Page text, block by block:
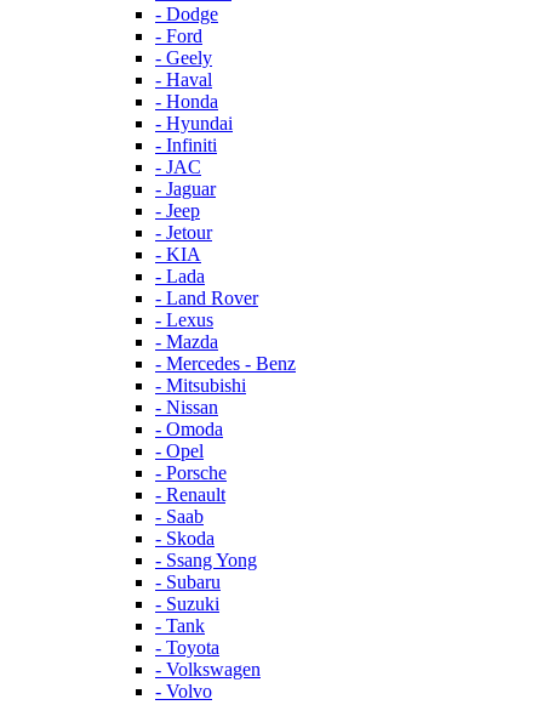
- Dodge
- Ford
- Geely
- Haval
- Honda
- Hyundai
- Infiniti
- JAC
- Jaguar
- Jeep
- Jetour
- KIA
- Lada
- Land Rover
- Lexus
- Mazda
- Mercedes - Benz
- Mitsubishi
- Nissan
- Omoda
- Opel
- Porsche
- Renault
- Saab
- Skoda
- Ssang Yong
- Subaru
- Suzuki
- Tank
- Toyota
- Volkswagen
- Volvo